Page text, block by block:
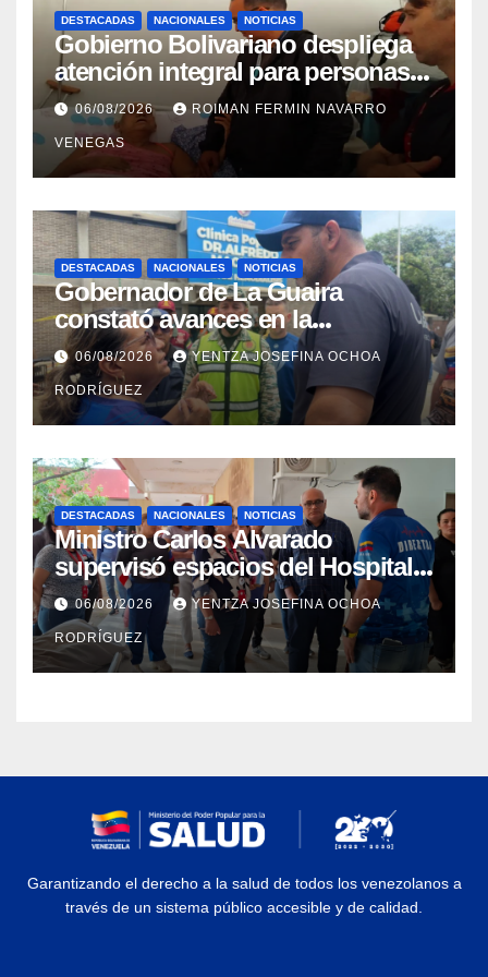
DESTACADAS NACIONALES NOTICIAS
Gobierno Bolivariano despliega
atención integral para personas
con discapacidad en
campamentos de La Guaira
06/08/2026 ROIMAN FERMIN NAVARRO
VENEGAS
DESTACADAS NACIONALES NOTICIAS
Gobernador de La Guaira
constató avances en la
rehabilitación del Hospitalito de
Catia la Mar
06/08/2026 YENTZA JOSEFINA OCHOA
RODRÍGUEZ
DESTACADAS NACIONALES NOTICIAS
Ministro Carlos Alvarado
supervisó espacios del Hospital
Dermatológico Dr. Martín Vegas
en La Guaira
06/08/2026 YENTZA JOSEFINA OCHOA
RODRÍGUEZ
Garantizando el derecho a la salud de todos los venezolanos a
través de un sistema público accesible y de calidad.